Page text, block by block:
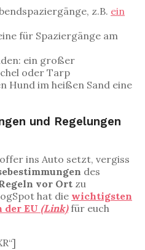
z.B. ein
für Spaziergänge am
ein großer
oder Tarp
Hund im heißen Sand eine
und Regelungen
ins Auto setzt, vergiss
des
vor Ort zu
hat die wichtigsten
der EU (Link)für euch